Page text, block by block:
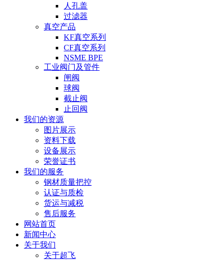
人孔盖
过滤器
真空产品
KF真空系列
CF真空系列
NSME BPE
工业阀门及管件
闸阀
球阀
截止阀
止回阀
我们的资源
图片展示
资料下载
设备展示
荣誉证书
我们的服务
钢材质量把控
认证与质检
货运与减税
售后服务
网站首页
新闻中心
关于我们
关于超飞